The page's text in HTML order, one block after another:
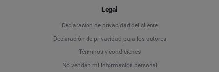
Legal
Declaración de privacidad del cliente
Declaración de privacidad para los autores
Términos y condiciones
No vendan mi información personal
Language
Deutsch